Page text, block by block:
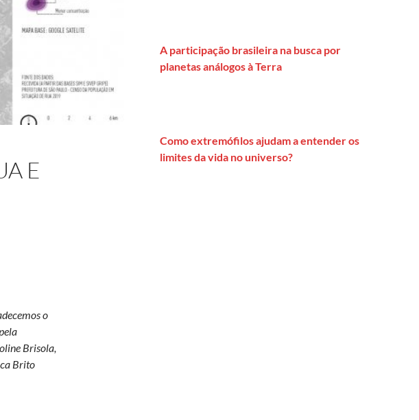
E
o
Brisola,
Brito
COVID-19 no município de São Paulo
A participação brasileira na busca por
planetas análogos à Terra
Como extremófilos ajudam a entender os
limites da vida no universo?